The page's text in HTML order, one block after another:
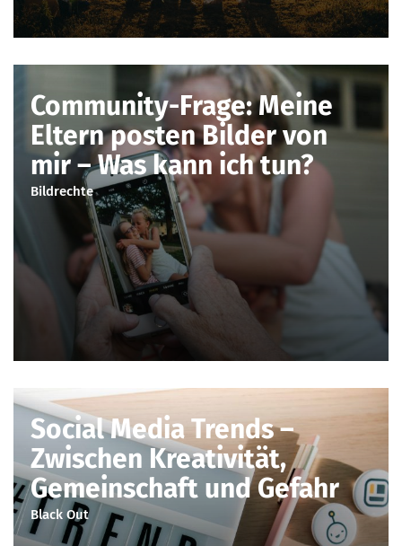
Community-Frage: Meine
Eltern posten Bilder von
mir – Was kann ich tun?
Bildrechte
Social Media Trends –
Zwischen Kreativität,
Gemeinschaft und Gefahr
Black Out